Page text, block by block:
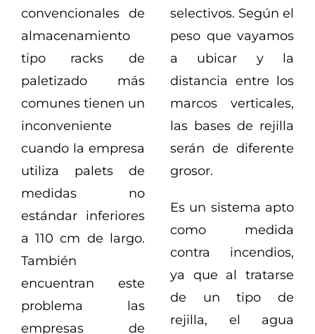
convencionales de
almacenamiento
tipo racks de
paletizado más
comunes tienen un
inconveniente
cuando la empresa
utiliza palets de
medidas no
estándar inferiores
a 110 cm de largo.
También
encuentran este
problema las
empresas de
selectivos. Según el
peso que vayamos
a ubicar y la
distancia entre los
marcos verticales,
las bases de rejilla
serán de diferente
grosor.
Es un sistema apto
como medida
contra incendios,
ya que al tratarse
de un tipo de
rejilla, el agua